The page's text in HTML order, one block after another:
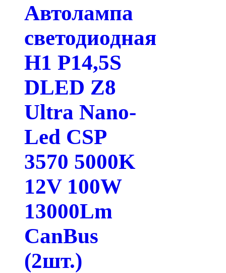
Автолампа
светодиодная
H1 P14,5S
DLED Z8
Ultra Nano-
Led CSP
3570 5000K
12V 100W
13000Lm
CanBus
(2шт.)